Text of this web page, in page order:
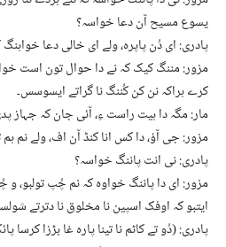
یسوع مسیح آن دعا خواسہ؟
پادری: ای دُن پاپرہ، ولے ای خالی دعا خواہنگ
مزور: مننگ کیک کہ نے دا حوال تون است
کرے ہراکہ نن کن کُننگ نا گراتے ایسوسس۔
مار: مگہ دا ہیت راست ءِ، آئی جان کہ جہاز
مزور: جی آؤ، دا کس انا کنڈ آن اف، ولے نم
پادری: نی انت پاننگ خواسہ؟
مزور: ای دا پاننگ خواوہ کہ نم چُپ تولبو،
ایتبو کہ اوفک اسپین نا مخلوق نا دترتے
پادری: (دُو تے کاٹم نا تینا پارہ غا بڑزا کرسا